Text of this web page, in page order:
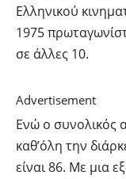
Ελληνικού
1975
σε άλλες 10.
Advertisement
Ενώ ο συνολικός
καθ’όλη την
είναι 86. Με μια